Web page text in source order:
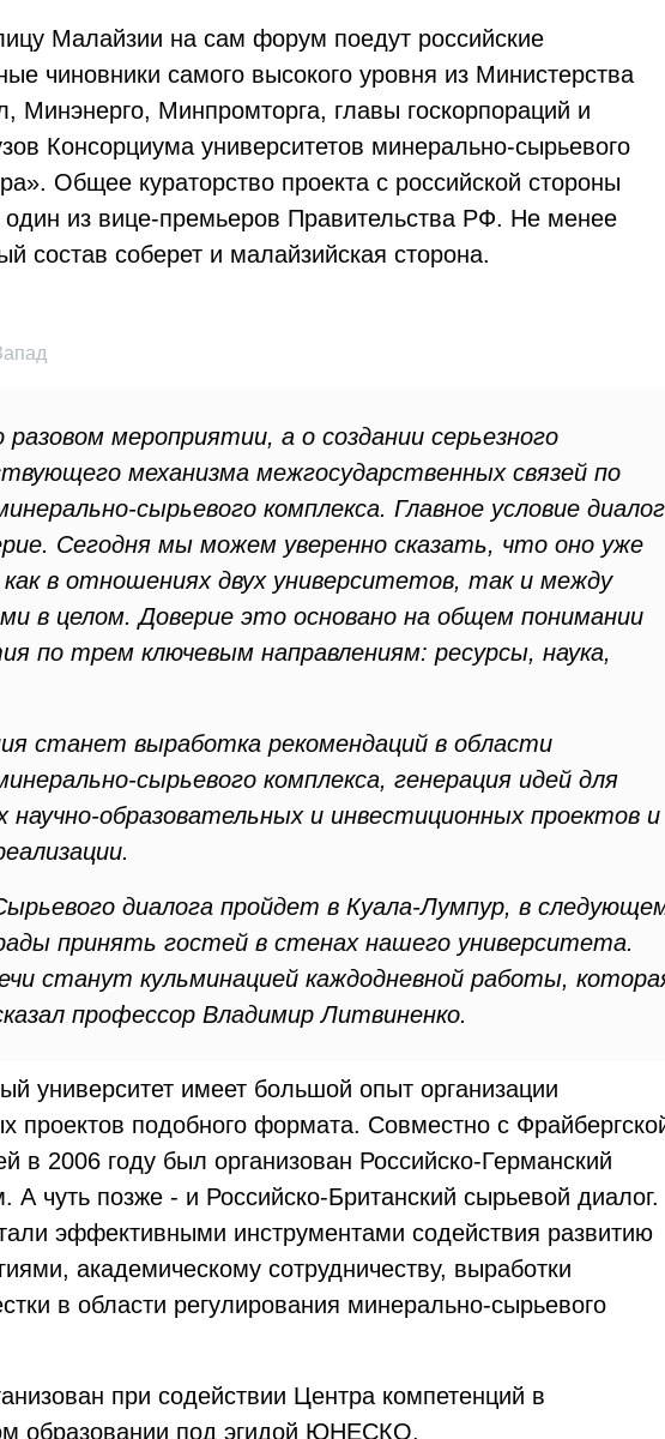
Малайзии на сам форум поедут российские
чиновники самого высокого уровня из Министерства
Минэнерго, Минпромторга, главы госкорпораций и
Консорциума университетов минерально-сырьевого
Общее кураторство проекта с российской стороны
один из вице-премьеров Правительства РФ. Не менее
состав соберет и малайзийская сторона.
мероприятии, а о создании серьезного
механизма межгосударственных связей по
сырьевого комплекса. Главное условие
Сегодня мы можем уверенно сказать, что оно уже
в отношениях двух университетов, так и между
в целом. Доверие это основано на общем понимании
по трем ключевым направлениям: ресурсы, наука,
станет выработка рекомендаций в области
сырьевого комплекса, генерация идей для
научно-образовательных и инвестиционных проектов и
диалога пройдет в Куала-Лумпур, в
принять гостей в стенах нашего университета.
станут кульминацией каждодневной работы,
профессор Владимир Литвиненко.
университет имеет большой опыт организации
проектов подобного формата. Совместно с
в 2006 году был организован Российско-Германский
чуть позже - и Российско-Британский сырьевой диалог.
эффективными инструментами содействия развитию
академическому сотрудничеству, выработки
в области регулирования минерально-сырьевого
при содействии Центра компетенций в
образовании под эгидой ЮНЕСКО.